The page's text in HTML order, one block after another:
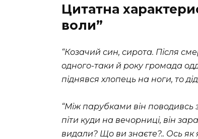
Цитатна
воли”
“Козачий син, сирота. Після
одного-таки й року громада
піднявся хлопець на ноги, то
“Між парубками він
піти куди на вечорниці, він
видали? Що ви знаєте?.. Ось як